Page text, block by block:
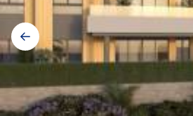
Galerij
navigatie